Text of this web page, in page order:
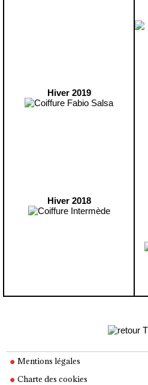
Hiver 2019
Hiver 2018
Mentions légales
Charte des cookies